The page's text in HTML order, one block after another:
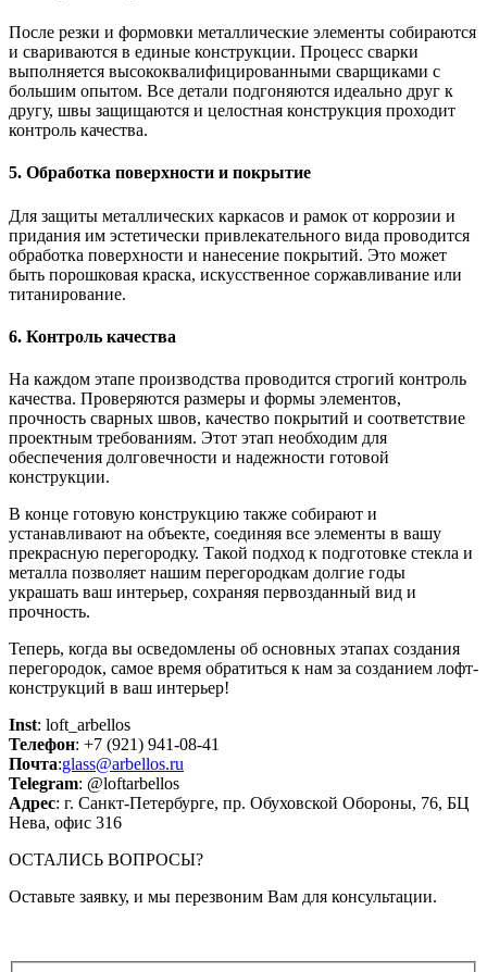
После резки и формовки металлические элементы собираются
и свариваются в единые конструкции. Процесс сварки
выполняется высококвалифицированными сварщиками с
большим опытом. Все детали подгоняются идеально друг к
другу, швы защищаются и целостная конструкция проходит
контроль качества.
5. Обработка поверхности и покрытие
Для защиты металлических каркасов и рамок от коррозии и
придания им эстетически привлекательного вида проводится
обработка поверхности и нанесение покрытий. Это может
быть порошковая краска, искусственное соржавливание или
титанирование.
6. Контроль качества
На каждом этапе производства проводится строгий контроль
качества. Проверяются размеры и формы элементов,
прочность сварных швов, качество покрытий и соответствие
проектным требованиям. Этот этап необходим для
обеспечения долговечности и надежности готовой
конструкции.
В конце готовую конструкцию также собирают и
устанавливают на объекте, соединяя все элементы в вашу
прекрасную перегородку. Такой подход к подготовке стекла и
металла позволяет нашим перегородкам долгие годы
украшать ваш интерьер, сохраняя первозданный вид и
прочность.
Теперь, когда вы осведомлены об основных этапах создания
перегородок, самое время обратиться к нам за созданием лофт-
конструкций в ваш интерьер!
Inst: loft_arbellos
Телефон: +7 (921) 941-08-41
Почта:glass@arbellos.ru
Telegram: @loftarbellos
Адрес: г. Санкт-Петербурге, пр. Обуховской Обороны, 76, БЦ
Нева, офис 316
ОСТАЛИСЬ ВОПРОСЫ?
Оставьте заявку, и мы перезвоним Вам для консультации.